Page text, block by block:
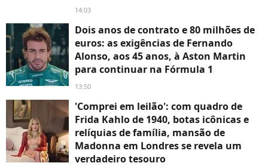
14:03
Dois anos de contrato e 80 milhões de
euros: as exigências de Fernando
Alonso, aos 45 anos, à Aston Martin
para continuar na Fórmula 1
13:50
'Comprei em leilão': com quadro de
Frida Kahlo de 1940, botas icônicas e
relíquias de família, mansão de
Madonna em Londres se revela um
verdadeiro tesouro